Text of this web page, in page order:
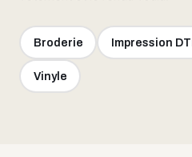
Broderie Impression
Vinyle